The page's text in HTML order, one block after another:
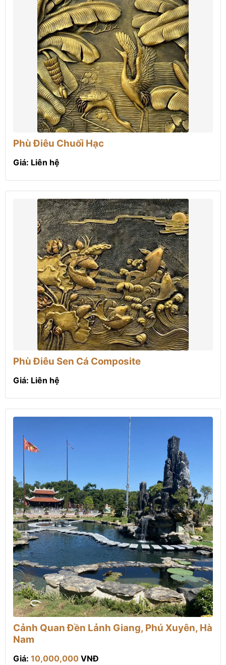
Phù Điêu Chuối Hạc
Giá: Liên hệ
Phù Điêu Sen Cá Composite
Giá: Liên hệ
Cảnh Quan Đền Lảnh Giang, Phú Xuyên, Hà
Nam
Giá: 10,000,000 VNĐ